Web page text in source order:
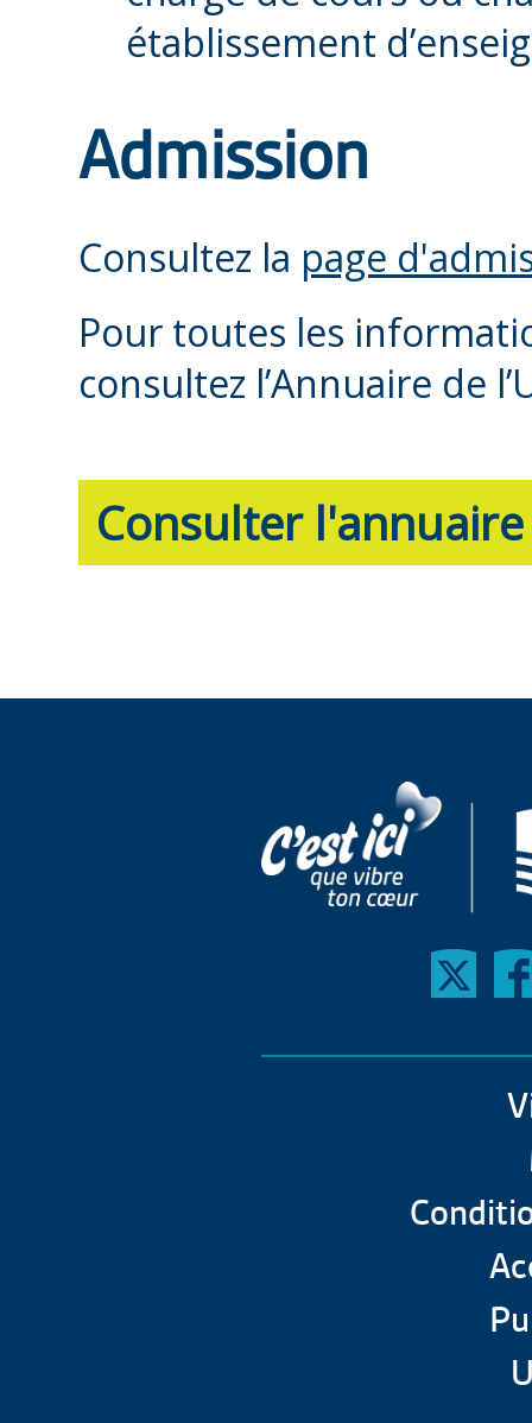
établissement
Admission
Consultez la page
Pour toutes les
consultez l’Annuaire de
Consulter l'annuaire